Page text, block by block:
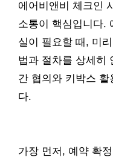
에어비앤비 체크인
소통이 핵심입니다.
실이 필요할 때, 미
법과 절차를 상세히
간 협의와 키박스 활
다.
가장 먼저, 예약 확